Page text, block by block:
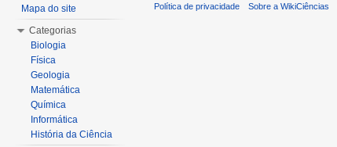
Mapa do site
Categorias
Biologia
Física
Geologia
Matemática
Química
Informática
História da Ciência
Política de privacidade Sobre a WikiCiências